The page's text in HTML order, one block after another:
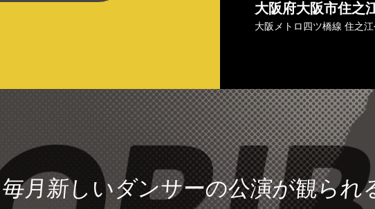
大阪府大阪市住之
大阪メトロ四ツ橋線 住之
毎月新しいダンサーの公演が観られ